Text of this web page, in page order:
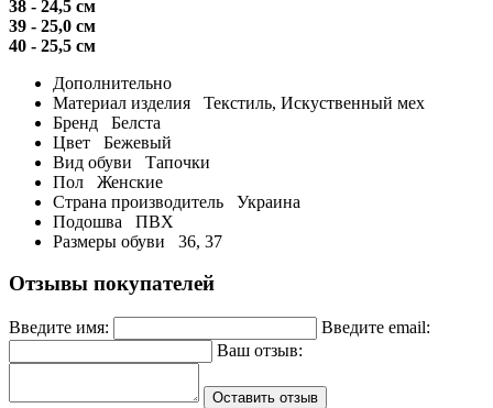
38 - 24,5 см
39 - 25,0 см
40 - 25,5 см
Дополнительно
Материал изделия
Текстиль, Искуственный мех
Бренд
Белста
Цвет
Бежевый
Вид обуви
Тапочки
Пол
Женские
Страна производитель
Украина
Подошва
ПВХ
Размеры обуви
36, 37
Отзывы покупателей
Введите имя:
Введите email:
Ваш отзыв:
Оставить отзыв